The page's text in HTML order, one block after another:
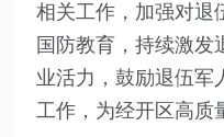
相关工作，加强对退
国防教育，持续激发
业活力，鼓励退伍军
工作，为经开区高质